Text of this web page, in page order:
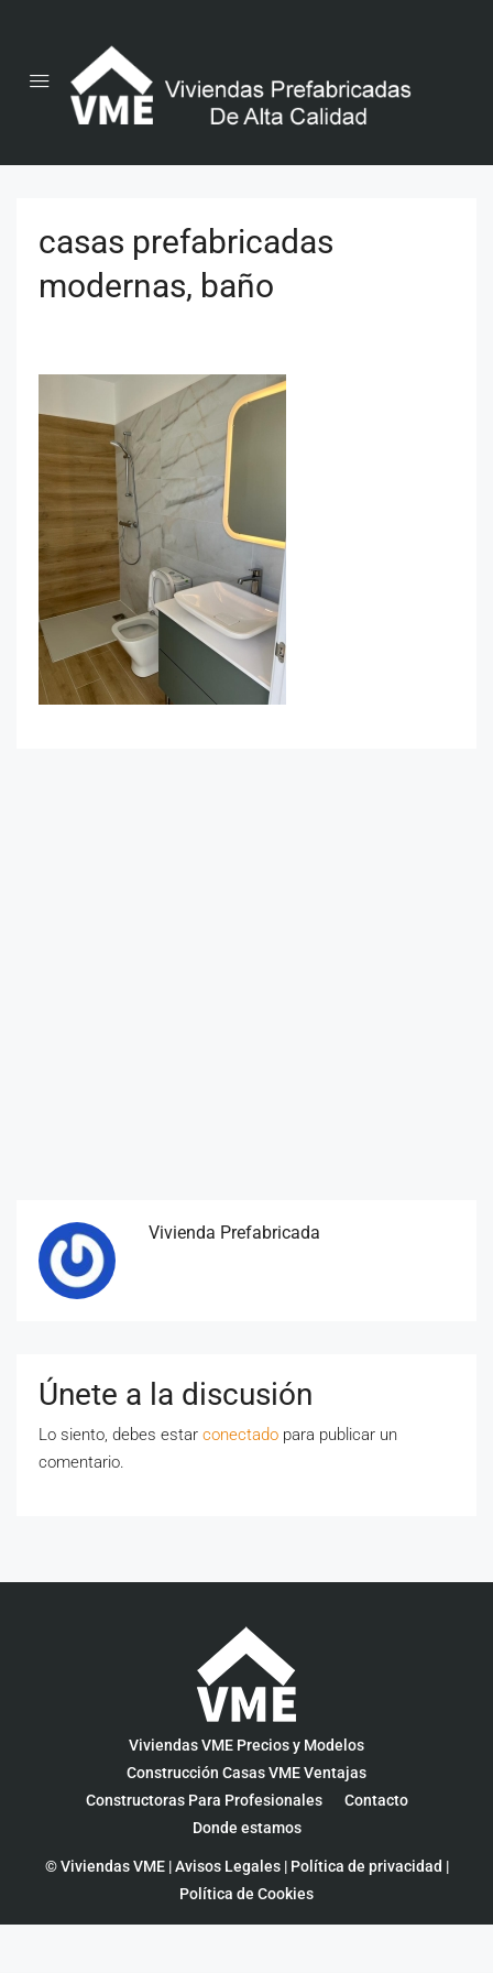
casas prefabricadas
modernas, baño
Vivienda Prefabricada
Únete a la discusión
Lo siento, debes estar conectado para publicar un
comentario.
Viviendas VME Precios y Modelos
Construcción Casas VME Ventajas
Constructoras Para Profesionales
Contacto
Donde estamos
© Viviendas VME |Avisos Legales| Política de privacidad |
Política de Cookies